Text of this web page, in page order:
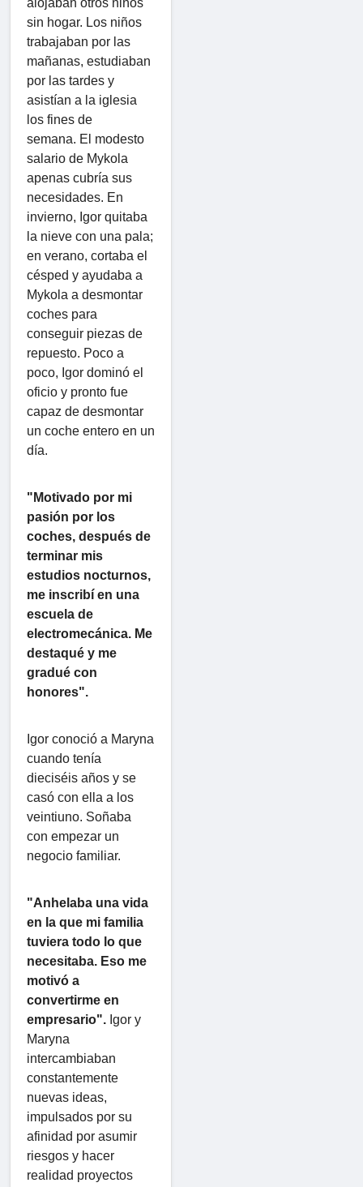
alojaban otros niños
sin hogar. Los niños
trabajaban por las
mañanas, estudiaban
por las tardes y
asistían a la iglesia
los fines de
semana. El modesto
salario de Mykola
apenas cubría sus
necesidades. En
invierno, Igor quitaba
la nieve con una pala;
en verano, cortaba el
césped y ayudaba a
Mykola a desmontar
coches para
conseguir piezas de
repuesto. Poco a
poco, Igor dominó el
oficio y pronto fue
capaz de desmontar
un coche entero en un
día.
"Motivado por mi
pasión por los
coches, después de
terminar mis
estudios nocturnos,
me inscribí en una
escuela de
electromecánica. Me
destaqué y me
gradué con
honores".
Igor conoció a Maryna
cuando tenía
dieciséis años y se
casó con ella a los
veintiuno. Soñaba
con empezar un
negocio familiar.
"Anhelaba una vida
en la que mi familia
tuviera todo lo que
necesitaba. Eso me
motivó a
convertirme en
empresario". Igor y
Maryna
intercambiaban
constantemente
nuevas ideas,
impulsados ​​por su
afinidad por asumir
riesgos y hacer
realidad proyectos